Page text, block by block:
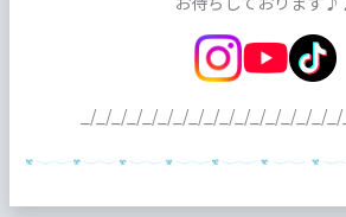
_/_/_/_/_/_/_/_/_/_/_/_/_/_/_/_/